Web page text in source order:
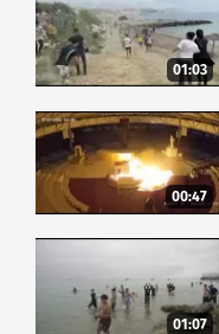
01:03
00:47
01:07